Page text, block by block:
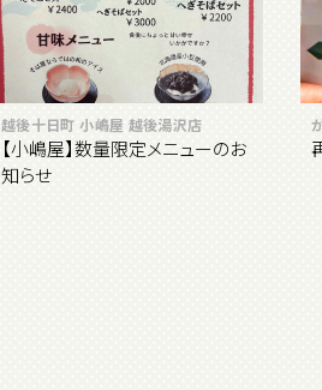
越後十日町 小嶋屋 越後湯沢店
【小嶋屋】数量限定メニューのお
知らせ